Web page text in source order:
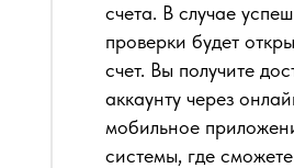
счета. В случае
проверки будет
счет. Вы получите
аккаунту через
мобильное
системы, где